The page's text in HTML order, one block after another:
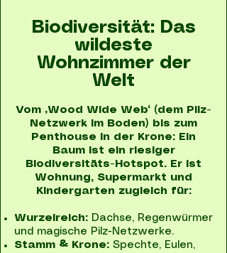
Biodiversität: Das
wildeste
Wohnzimmer der
Welt
Vom „Wood Wide Web“ (dem Pilz-
Netzwerk im Boden) bis zum
Penthouse in der Krone: Ein
Baum ist ein riesiger
Biodiversitäts-Hotspot. Er ist
Wohnung, Supermarkt und
Kindergarten zugleich für:
Wurzelreich: Dachse, Regenwürmer
und magische Pilz-Netzwerke.
Stamm & Krone: Spechte, Eulen,